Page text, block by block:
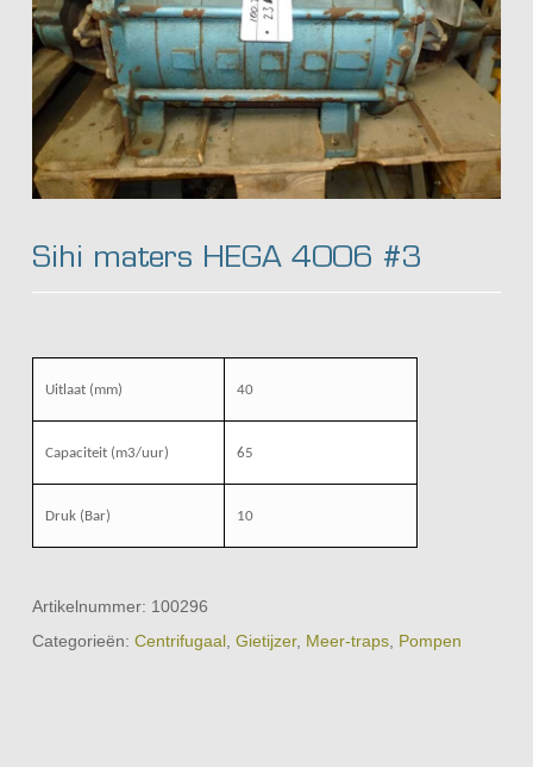
Sihi maters HEGA 4006 #3
Uitlaat (mm) 40
Capaciteit (m3/uur) 65
Druk (Bar) 10
Artikelnummer: 100296
Categorieën: Centrifugaal, Gietijzer, Meer-traps, Pompen